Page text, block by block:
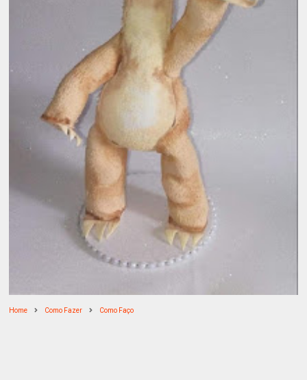
Home Como Fazer Como Faço